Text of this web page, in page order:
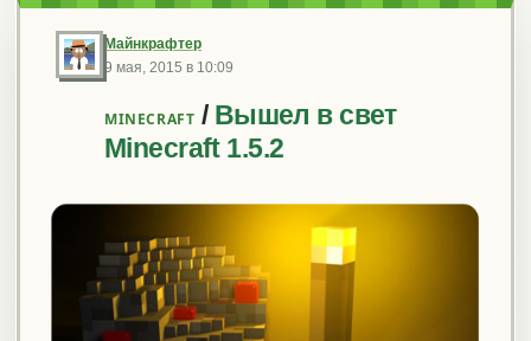
Майнкрафтер
9 мая, 2015 в 10:09
MINECRAFT / Вышел в свет
Minecraft 1.5.2